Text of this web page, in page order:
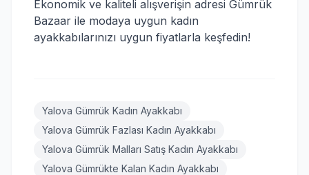
Ekonomik ve kaliteli alışverişin adresi Gümrük
Bazaar ile modaya uygun kadın
ayakkabılarınızı uygun fiyatlarla keşfedin!
Yalova Gümrük Kadın Ayakkabı
Yalova Gümrük Fazlası Kadın Ayakkabı
Yalova Gümrük Malları Satış Kadın Ayakkabı
Yalova Gümrükte Kalan Kadın Ayakkabı